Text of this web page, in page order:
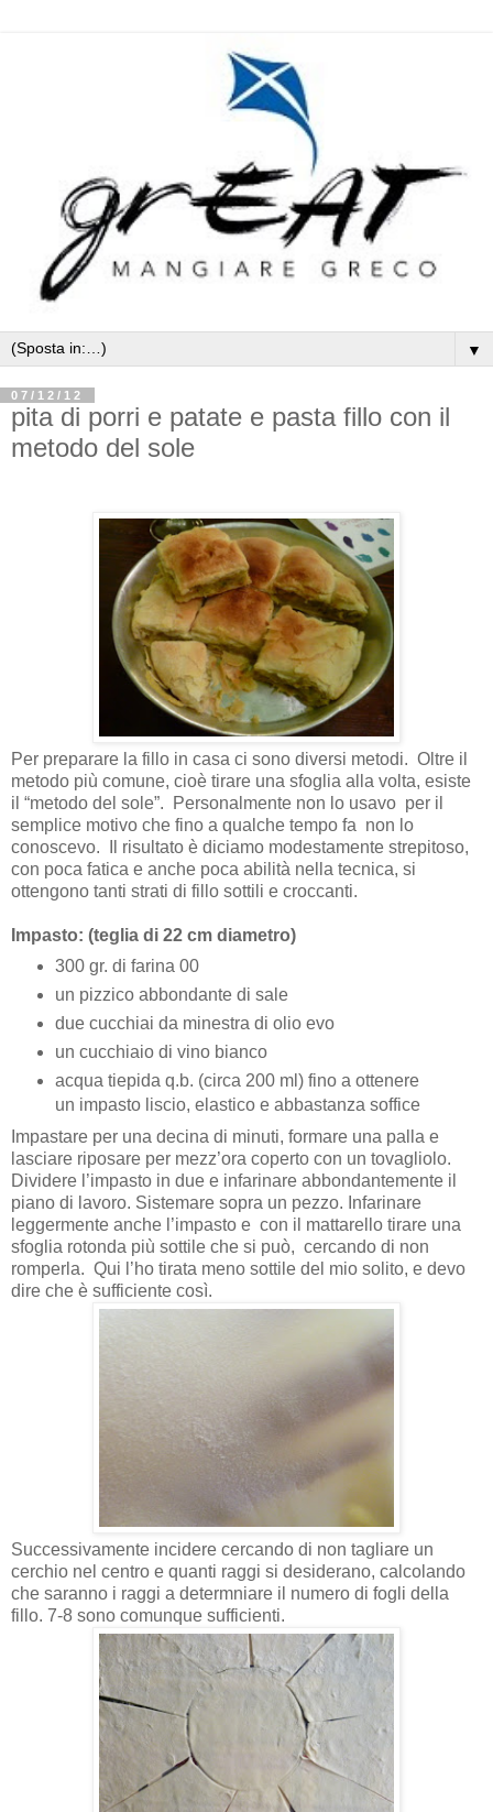
▼
07/12/12
pita di porri e patate e pasta fillo con il
metodo del sole
Per preparare la fillo in casa ci sono diversi metodi. Oltre il
metodo più comune, cioè tirare una sfoglia alla volta, esiste
il “metodo del sole”.
Personalmente non lo usavo per il
semplice motivo che fino a qualche tempo fa non lo
conoscevo.
Il risultato è diciamo modestamente strepitoso,
con poca fatica e anche poca abilità nella tecnica, si
ottengono tanti strati di fillo sottili e croccanti.
Impasto: (teglia di 22 cm diametro)
300 gr. di farina 00
un pizzico abbondante di sale
due cucchiai da minestra di olio evo
un cucchiaio di vino bianco
acqua tiepida q.b. (circa 200 ml) fino a ottenere
un impasto liscio, elastico e abbastanza soffice
Impastare per una decina di minuti, formare una palla e
lasciare riposare per mezz’ora coperto con un tovagliolo.
Dividere l’impasto in due e infarinare abbondantemente il
piano di lavoro. Sistemare sopra un pezzo. Infarinare
leggermente anche l’impasto e con il mattarello tirare una
sfoglia rotonda più sottile che si può, cercando di non
romperla. Qui l’ho tirata meno sottile del mio solito, e devo
dire che è sufficiente così.
Successivamente incidere cercando di non tagliare un
cerchio nel centro e quanti raggi si desiderano, calcolando
che saranno i raggi a determniare il numero di fogli della
fillo. 7-8 sono comunque sufficienti.